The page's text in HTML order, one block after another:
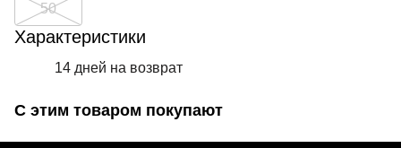
50
Характеристики
14 дней на возврат
С этим товаром покупают